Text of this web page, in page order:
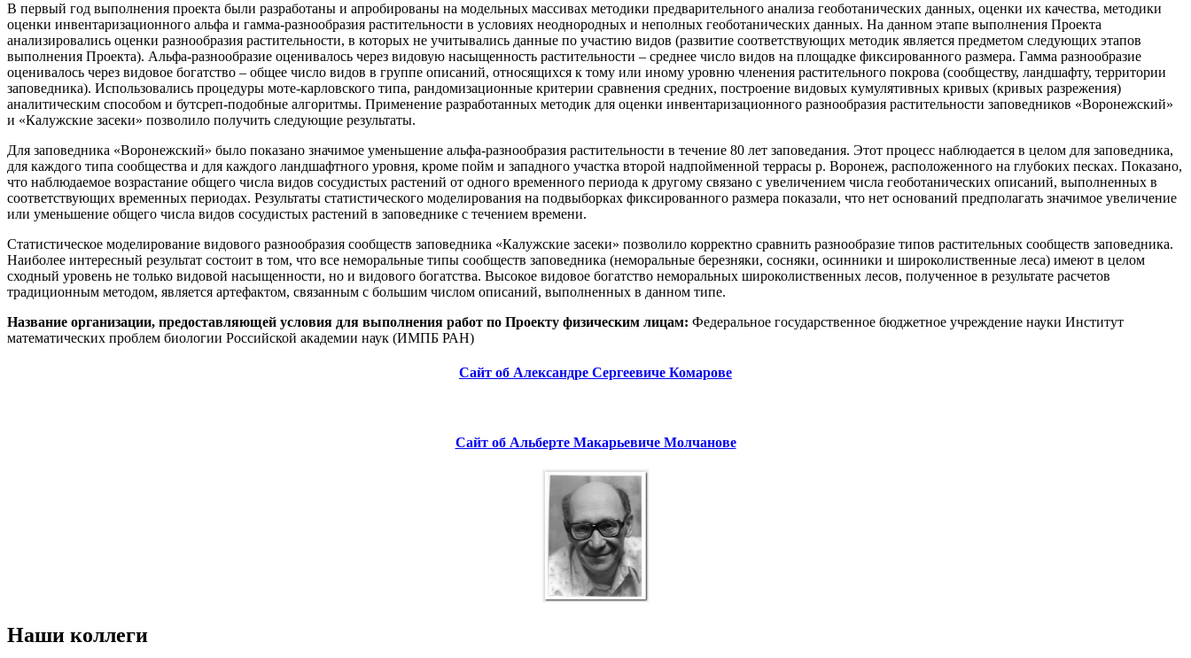
В первый год выполнения проекта были разработаны и апробированы на модельных массивах методики предварительного анализа геоботанических данных, оценки их качества, методики
оценки инвентаризационного альфа и гамма-разнообразия растительности в условиях неоднородных и неполных геоботанических данных. На данном этапе выполнения Проекта
анализировались оценки разнообразия растительности, в которых не учитывались данные по участию видов (развитие соответствующих методик является предметом следующих этапов
выполнения Проекта). Альфа-разнообразие оценивалось через видовую насыщенность растительности – среднее число видов на площадке фиксированного размера. Гамма разнообразие
оценивалось через видовое богатство – общее число видов в группе описаний, относящихся к тому или иному уровню членения растительного покрова (сообществу, ландшафту, территории
заповедника). Использовались процедуры моте-карловского типа, рандомизационные критерии сравнения средних, построение видовых кумулятивных кривых (кривых разрежения)
аналитическим способом и бутсреп-подобные алгоритмы. Применение разработанных методик для оценки инвентаризационного разнообразия растительности заповедников «Воронежский»
и «Калужские засеки» позволило получить следующие результаты.
Для заповедника «Воронежский» было показано значимое уменьшение альфа-разнообразия растительности в течение 80 лет заповедания. Этот процесс наблюдается в целом для заповедника,
для каждого типа сообщества и для каждого ландшафтного уровня, кроме пойм и западного участка второй надпойменной террасы р. Воронеж, расположенного на глубоких песках. Показано,
что наблюдаемое возрастание общего числа видов сосудистых растений от одного временного периода к другому связано с увеличением числа геоботанических описаний, выполненных в
соответствующих временных периодах. Результаты статистического моделирования на подвыборках фиксированного размера показали, что нет оснований предполагать значимое увеличение
или уменьшение общего числа видов сосудистых растений в заповеднике с течением времени.
Статистическое моделирование видового разнообразия сообществ заповедника «Калужские засеки» позволило корректно сравнить разнообразие типов растительных сообществ заповедника.
Наиболее интересный результат состоит в том, что все неморальные типы сообществ заповедника (неморальные березняки, сосняки, осинники и широколиственные леса) имеют в целом
сходный уровень не только видовой насыщенности, но и видового богатства. Высокое видовое богатство неморальных широколиственных лесов, полученное в результате расчетов
традиционным методом, является артефактом, связанным с большим числом описаний, выполненных в данном типе.
Название организации, предоставляющей условия для выполнения работ по Проекту физическим лицам: Федеральное государственное бюджетное учреждение науки Институт
математических проблем биологии Российской академии наук (ИМПБ РАН)
Сайт об Александре Сергеевиче Комарове
Сайт об Альберте Макарьевиче Молчанове
Наши коллеги